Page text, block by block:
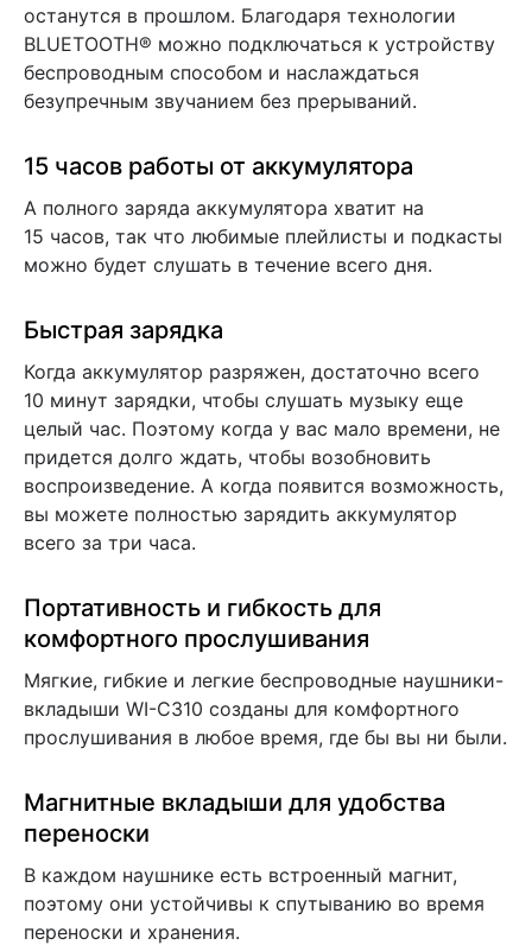
останутся в прошлом. Благодаря технологии
BLUETOOTH® можно подключаться к устройству
беспроводным способом и наслаждаться
безупречным звучанием без прерываний.
15 часов работы от аккумулятора
А полного заряда аккумулятора хватит на
15 часов, так что любимые плейлисты и подкасты
можно будет слушать в течение всего дня.
Быстрая зарядка
Когда аккумулятор разряжен, достаточно всего
10 минут зарядки, чтобы слушать музыку еще
целый час. Поэтому когда у вас мало времени, не
придется долго ждать, чтобы возобновить
воспроизведение. А когда появится возможность,
вы можете полностью зарядить аккумулятор
всего за три часа.
Портативность и гибкость для
комфортного прослушивания
Мягкие, гибкие и легкие беспроводные наушники-
вкладыши WI-C310 созданы для комфортного
прослушивания в любое время, где бы вы ни были.
Магнитные вкладыши для удобства
переноски
В каждом наушнике есть встроенный магнит,
поэтому они устойчивы к спутыванию во время
переноски и хранения.